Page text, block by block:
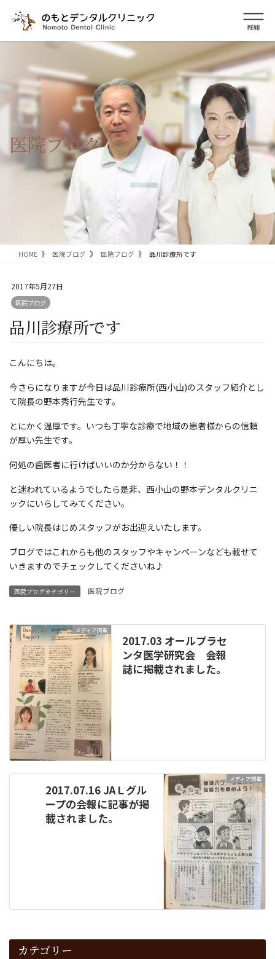
ン
ー
移
医院ブログ
HOME 医院ブログ 医院ブログ 品川診療所です
2017年5月27日
医院ブログ
品川診療所です
こんにちは。
今さらになりますが今日は品川診療所(西小山)のスタッフ紹介とし
て院長の野本秀行先生です。
とにかく温厚です。いつも丁寧な診療で地域の患者様からの信頼
が厚い先生です。
何処の歯医者に行けばいいのか分からない！！
と迷われているようでしたら是非、西小山の野本デンタルクリニ
ックにいらしてみてください。
優しい院長はじめスタッフがお出迎えいたします。
ブログではこれからも他のスタッフやキャンペーンなども載せて
いきますのでチェックしてくださいね♪
医院ブログカテゴリー 医院ブログ
メディア掲載
2017.03 オールプラセ
ンタ医学研究会 会報
誌に掲載されました。
メディア掲載
2017.07.16 JAＬグル
ープの会報に記事が掲
載されました。
カテゴリー